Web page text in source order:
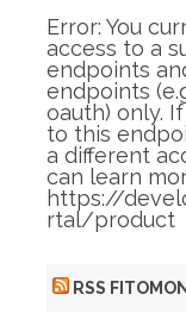
r
i
e
s
Error: You
access to a
endpoints
endpoints
oauth) only.
to this
a different
can learn
https://
rtal/product
RSS FITOMON